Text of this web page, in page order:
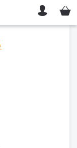
Mein